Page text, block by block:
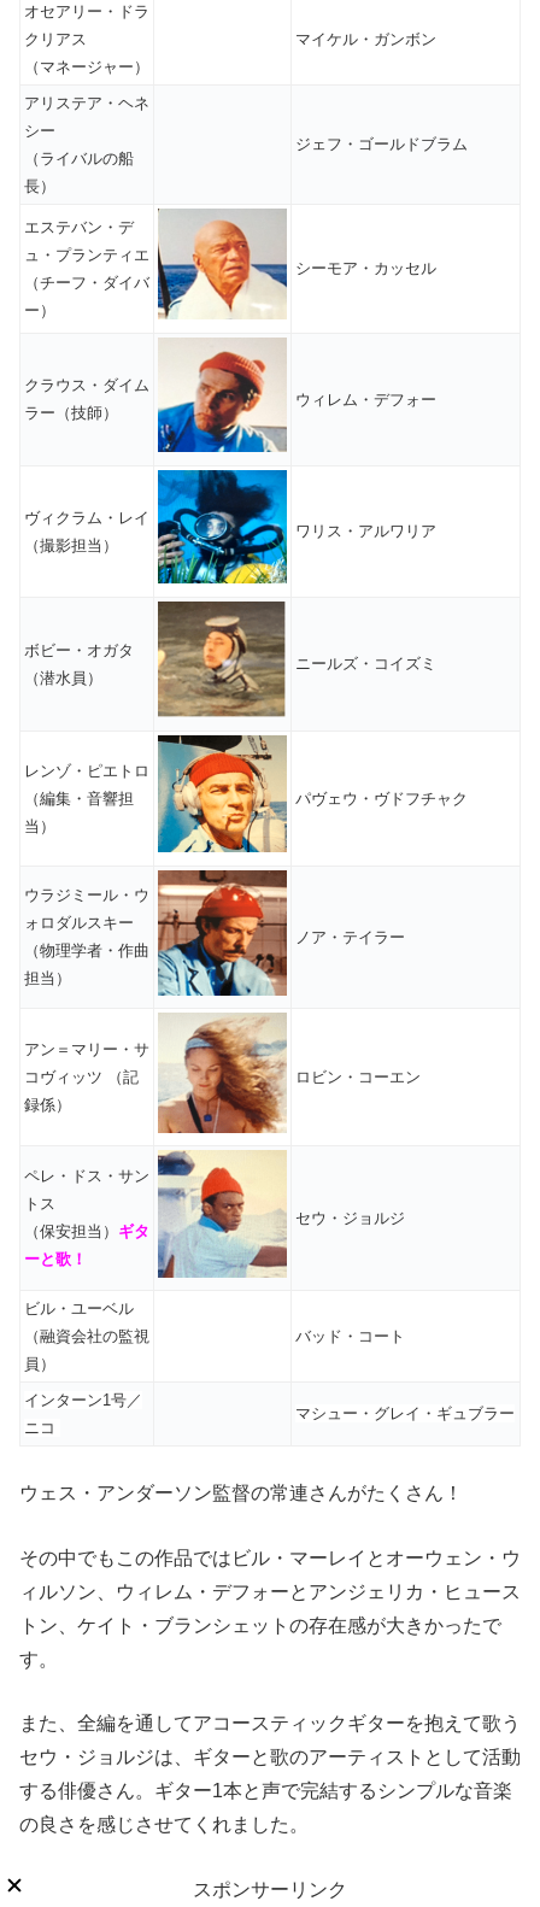
オセアリー・ドラ
クリアス
（マネージャー）
マイケル・ガンボン
アリステア・ヘネ
シー
（ライバルの船
長）
ジェフ・ゴールドブラム
エステバン・デ
ュ・プランティエ
（チーフ・ダイバ
ー）
シーモア・カッセル
クラウス・ダイム
ラー（技師）
ウィレム・デフォー
ヴィクラム・レイ
（撮影担当）
ワリス・アルワリア
ボビー・オガタ
（潜水員）
ニールズ・コイズミ
レンゾ・ピエトロ
（編集・音響担
当）
パヴェウ・ヴドフチャク
ウラジミール・ウ
ォロダルスキー
（物理学者・作曲
担当）
ノア・テイラー
アン＝マリー・サ
コヴィッツ （記
録係）
ロビン・コーエン
ペレ・ドス・サン
トス
（保安担当） ギタ
ーと歌！
セウ・ジョルジ
ビル・ユーベル
（融資会社の監視
員）
バッド・コート
インターン1号／
ニコ
マシュー・グレイ・ギュブラー
ウェス・アンダーソン監督の常連さんがたくさん！
その中でもこの作品ではビル・マーレイとオーウェン・ウ
ィルソン、ウィレム・デフォーとアンジェリカ・ヒュース
トン、ケイト・ブランシェットの存在感が大きかったで
す。
また、全編を通してアコースティックギターを抱えて歌う
セウ・ジョルジは、ギターと歌のアーティストとして活動
する俳優さん。ギター1本と声で完結するシンプルな音楽
の良さを感じさせてくれました。
スポンサーリンク